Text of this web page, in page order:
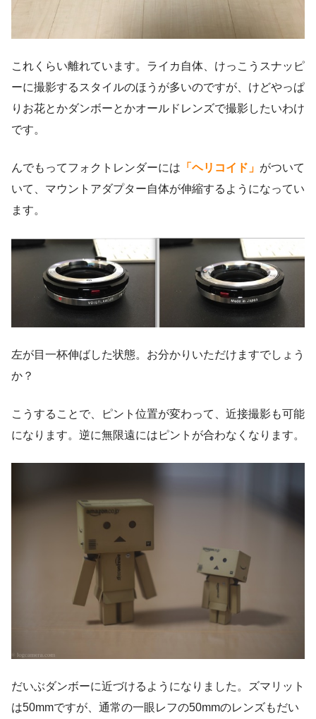
これくらい離れています。ライカ自体、けっこうスナッピ
ーに撮影するスタイルのほうが多いのですが、けどやっぱ
りお花とかダンボーとかオールドレンズで撮影したいわけ
です。
んでもってフォクトレンダーには 「ヘリコイド」 がついて
いて、マウントアダプター自体が伸縮するようになってい
ます。
左が目一杯伸ばした状態。お分かりいただけますでしょう
か？
こうすることで、ピント位置が変わって、近接撮影も可能
になります。逆に無限遠にはピントが合わなくなります。
だいぶダンボーに近づけるようになりました。ズマリット
は50mmですが、通常の一眼レフの50mmのレンズもだい